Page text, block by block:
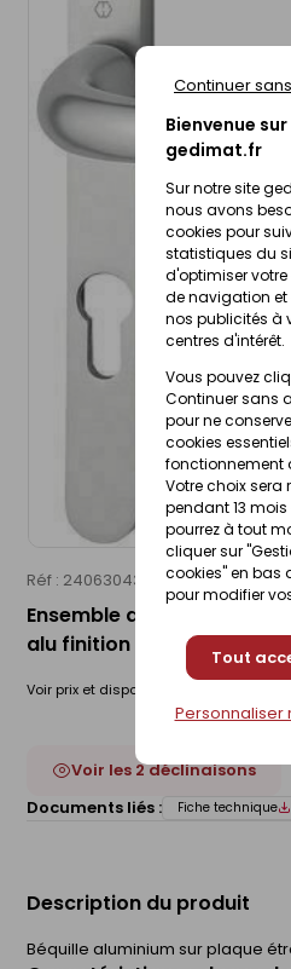
Bienvenue sur
gedimat.fr
Sur notre site
nous avons
cookies pour
statistiques du
d'optimiser votre
de navigation
nos publicités à
centres d'intérêt.
Vous pouvez
Continuer sans
pour ne
cookies
fonctionnement
Votre choix sera
pendant 13 mois
pourrez à tout
cliquer sur
cookies" en bas
pour modifier
Tout
Continuer
Personnaliser
Réf : 24063043 HOPPE
Ensemble de poignées
alu finition champagne clé
Voir prix et disponibilité en magasin
Voir les 2 déclinaisons
Documents liés :
Fiche technique
Description du produit
Béquille aluminium sur plaque